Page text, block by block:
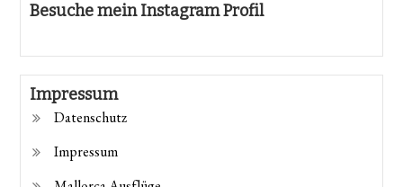
Besuche mein Instagram Profil
Impressum
Datenschutz
Impressum